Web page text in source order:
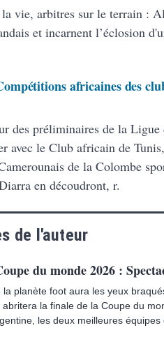
la vie, arbitres sur le terrain :
et incarnent l’éclosion
africaines des
des préliminaires de la Ligue
avec le Club africain de
de la Colombe
en découdront, r.
de l'auteur
du monde 2026 :
la planète foot aura les yeux
abritera la finale de la Coupe du
les deux meilleures